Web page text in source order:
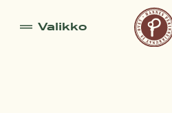
Valikko